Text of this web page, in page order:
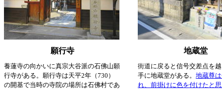
願行寺 地蔵堂
養蓮寺の向かいに真宗大谷派の石佛山願
行寺がある。願行寺は天平2年（730）
の開基で当時の寺院の場所は石佛村であ
街道に戻ると信号交差点を
手に地蔵堂がある。 地蔵尊
れ、前掛けに色を付けたと